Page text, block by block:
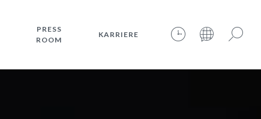
PRESS
ROOM
KARRIERE